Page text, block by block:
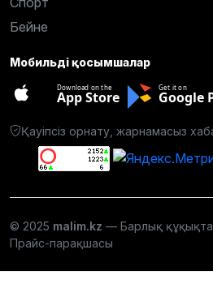
Бейне
Мобильді қосымшалар
Download on the
App Store
Get it on
Google
Қауіпсіз орнату, жарнамасыз
© 2025 malim.kz — Барлық
Прайс-парақшасы